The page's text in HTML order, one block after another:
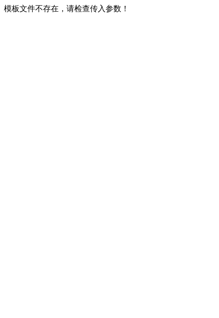
模板文件不存在，请检查传入参数！